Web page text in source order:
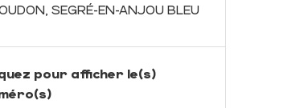
SEGRÉ-EN-ANJOU BLEU
pour afficher le(s)